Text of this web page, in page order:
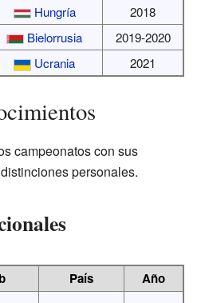
Hungría
2018
Bielorrusia
2019-2020
Ucrania 2021
campeonatos con sus
personales.
País Año